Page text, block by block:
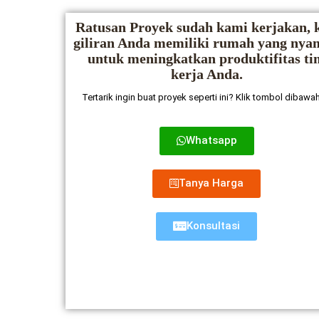
Ratusan Proyek sudah kami kerjakan,
giliran Anda memiliki rumah yang
untuk meningkatkan produktifitas
kerja Anda.
Tertarik ingin buat proyek seperti ini? Klik tombol
Whatsapp
Tanya Harga
Konsultasi